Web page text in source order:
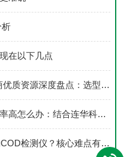
析
在以下几点
2026年COD分析仪实力服务商优质资源深度盘点：选型标准、合规要求
实验室水质检测步骤繁琐出错率高怎么办：结合连华科技经验梳理专业应对思路
2026新手入门，怎么选合适的COD检测仪？核心难点有哪些？